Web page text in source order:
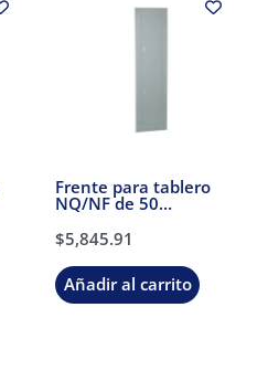
Frente para tablero
NQ/NF de 50
Electric
$5,845.91
Añadir al carrito